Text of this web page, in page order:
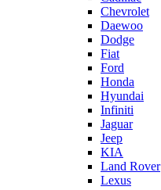
Chevrolet
Daewoo
Dodge
Fiat
Ford
Honda
Hyundai
Infiniti
Jaguar
Jeep
KIA
Land Rover
Lexus